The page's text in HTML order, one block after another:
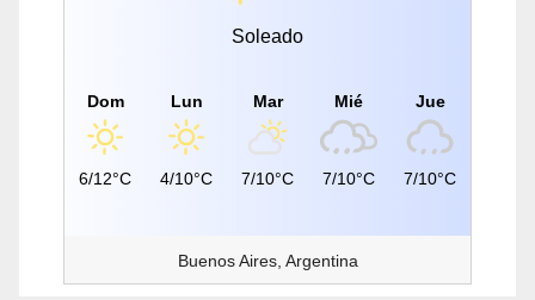
Soleado
Dom
6/12°C
Lun
4/10°C
Mar
7/10°C
Mié
7/10°C
Jue
7/10°C
Buenos Aires, Argentina